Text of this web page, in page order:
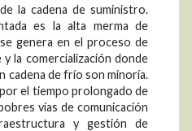
la cadena de suministro.
es la alta merma de
genera en el proceso de
la comercialización donde
cadena de frío son minoría.
el tiempo prolongado de
vías de comunicación
y gestión de